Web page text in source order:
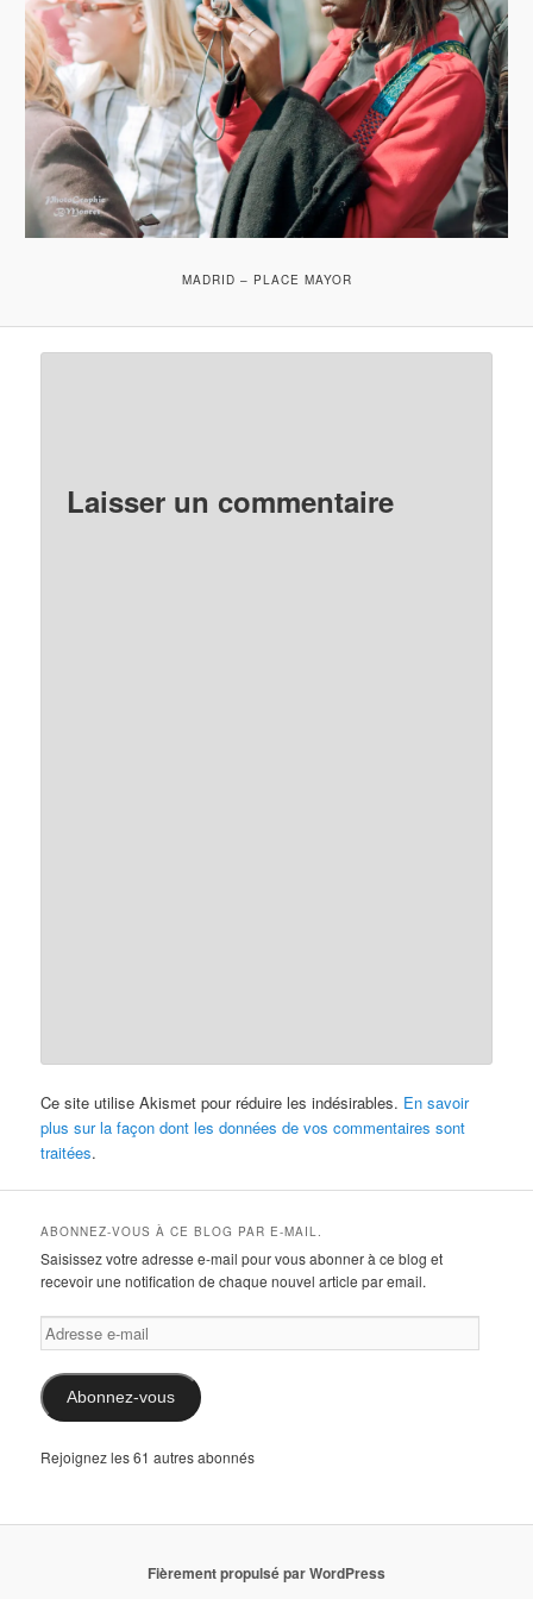
MADRID – PLACE MAYOR
Laisser un commentaire
Ce site utilise Akismet pour réduire les indésirables. En savoir
plus sur la façon dont les données de vos commentaires sont
traitées.
ABONNEZ-VOUS À CE BLOG PAR E-MAIL.
Saisissez votre adresse e-mail pour vous abonner à ce blog et
recevoir une notification de chaque nouvel article par email.
Adresse
e-
mail
Abonnez-vous
Rejoignez les 61 autres abonnés
Fièrement propulsé par WordPress